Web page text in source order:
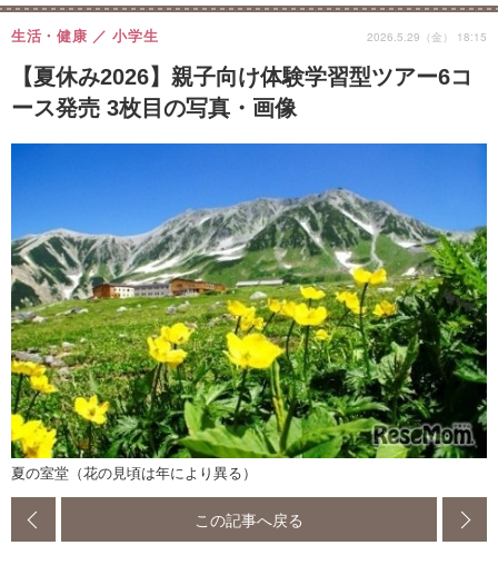
【夏休み2026】親子向け体験学習型ツアー6コ
ース発売 3枚目の写真・画像
生活・健康 小学生 2026.5.29（金） 18:15
夏の室堂（花の見頃は年により異る）
この記事へ戻る